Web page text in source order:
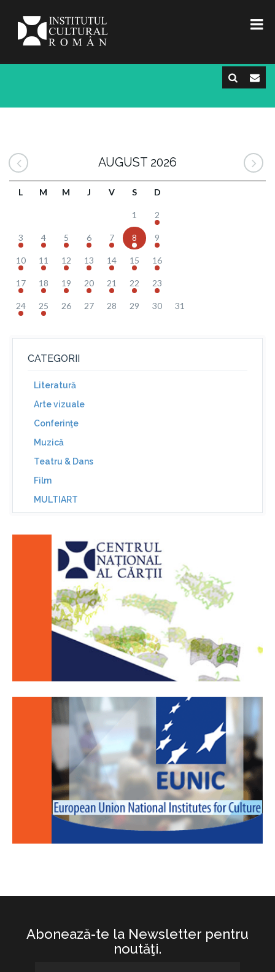
AUGUST 2026
L M M J V S D
1 2
3 4 5 6 7 8 9
10 11 12 13 14 15 16
17 18 19 20 21 22 23
24 25 26 27 28 29 30 31
CATEGORII
Literatură
Arte vizuale
Conferinţe
Muzică
Teatru & Dans
Film
MULTIART
Abonează-te la Newsletter pentru
noutăţi.